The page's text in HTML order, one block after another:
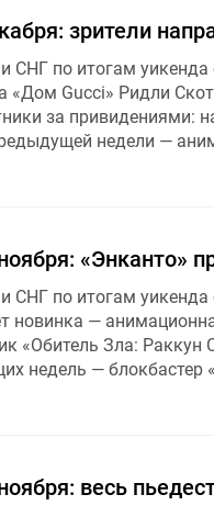
зрители
СНГ по итогам
Gucci» Ридли
за привидениями:
недели —
«Энканто»
СНГ по итогам уикенда
—
«Обитель Зла: Раккун
недель — блокбастер
весь